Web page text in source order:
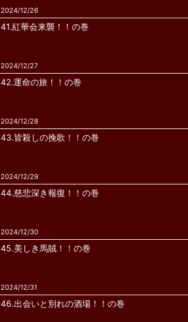
2024/12/26
41.紅華会来襲！！の巻
2024/12/27
42.運命の旅！！の巻
2024/12/28
43.皆殺しの挽歌！！の巻
2024/12/29
44.慈悲深き報復！！の巻
2024/12/30
45.美しき馬賊！！の巻
2024/12/31
46.出会いと別れの酒場！！の巻